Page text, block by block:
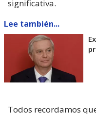
significativa.
Lee también...
Todos recordamos